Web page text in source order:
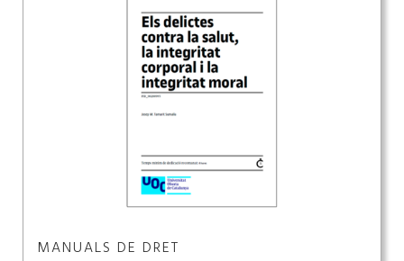
MANUALS DE DRET